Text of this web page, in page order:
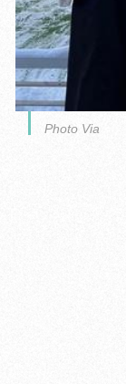
Photo Via